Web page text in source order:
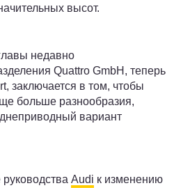
высот.
недавно
Quattro GmbH, теперь
заключается в том, чтобы
больше разнообразия,
вариант
Audi к изменению